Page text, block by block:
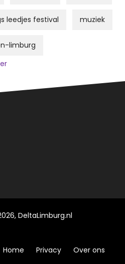
leedjes festival muziek
limburg
DeltaLimburg.nl
Home Privacy Over ons